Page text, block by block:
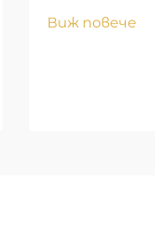
Виж повече